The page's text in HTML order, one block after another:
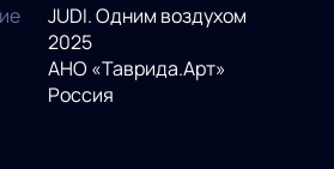
JUDI. Одним воздухом
2025
АНО «Таврида.Арт»
Россия